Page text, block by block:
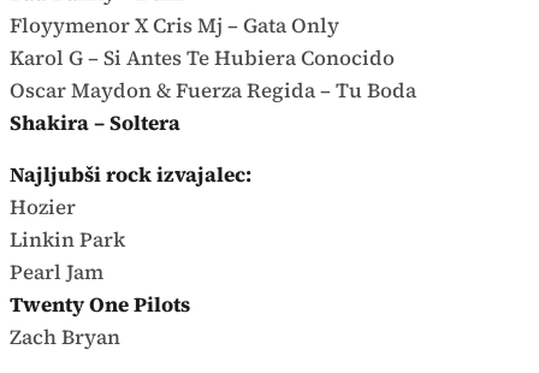
Floyymenor X Cris Mj – Gata Only
Karol G – Si Antes Te Hubiera Conocido
Oscar Maydon & Fuerza Regida – Tu Boda
Shakira – Soltera
Najljubši rock izvajalec:
Hozier
Linkin Park
Pearl Jam
Twenty One Pilots
Zach Bryan